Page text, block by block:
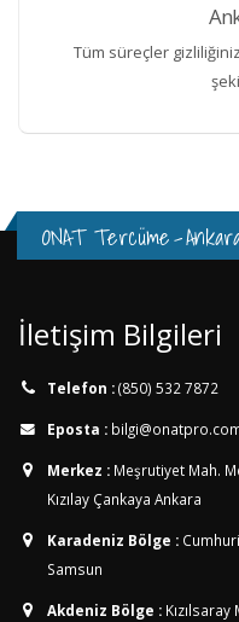
Tüm süreçler
ONAT Tercüme-
İletişim Bilgileri
Telefon :(850) 532 7872
Eposta :
Merkez : Meşrutiyet Mah.
Kızılay Çankaya Ankara
Karadeniz Bölge :
Samsun
Akdeniz Bölge :